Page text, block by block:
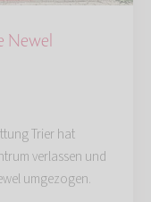
Newel
Trier hat
verlassen und
umgezogen.